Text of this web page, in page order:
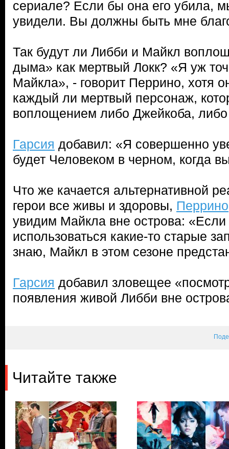
сериале? Если бы она его убила,
увидели. Вы должны быть мне
Так будут ли Либби и Майкл
дыма» как мертвый Локк? «Я уж
Майкла», - говорит Перрино, хотя
каждый ли мертвый персонаж,
воплощением либо Джейкоба,
Гарсия добавил: «Я совершенно
будет Человеком в черном, когда
Что же качается альтернативной
герои все живы и здоровы, Перрино
увидим Майкла вне острова: «Если
использоваться какие-то старые
знаю, Майкл в этом сезоне
Гарсия добавил зловещее
появления живой Либби вне
Читайте также